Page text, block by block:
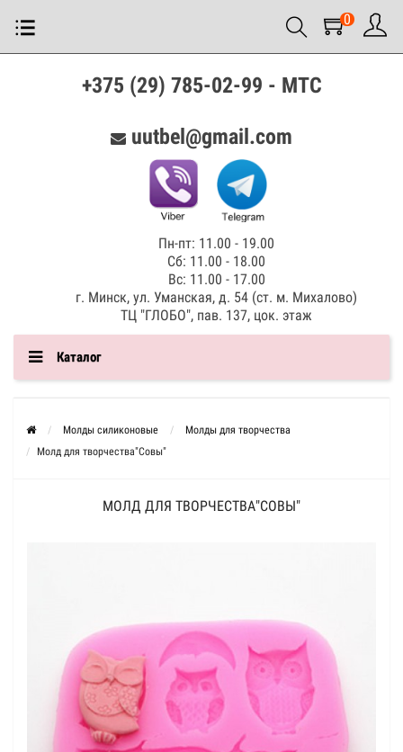
0
+375 (29) 785-02-99 - МТС
uutbel@gmail.com
Пн-пт: 11.00 - 19.00
Сб: 11.00 - 18.00
Вс: 11.00 - 17.00
г. Минск, ул. Уманская, д. 54 (ст. м. Михалово)
ТЦ "ГЛОБО", пав. 137, цок. этаж
Каталог
Молды силиконовые
Молды для творчества
Молд для творчества"Совы"
МОЛД ДЛЯ ТВОРЧЕСТВА"СОВЫ"